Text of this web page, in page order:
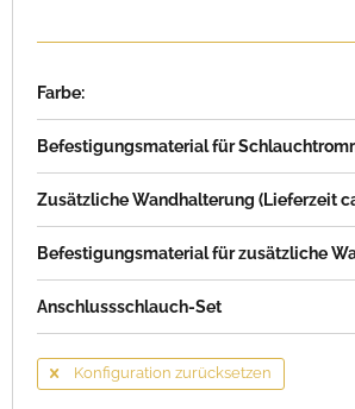
Farbe:
Befestigungsmaterial für
Zusätzliche Wandhalterung (Lieferzeit
Befestigungsmaterial für zusätzliche
Anschlussschlauch-Set
Konfiguration zurücksetzen